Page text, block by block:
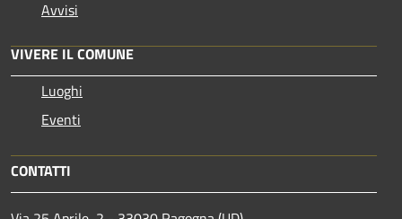
Avvisi
VIVERE IL COMUNE
Luoghi
Eventi
CONTATTI